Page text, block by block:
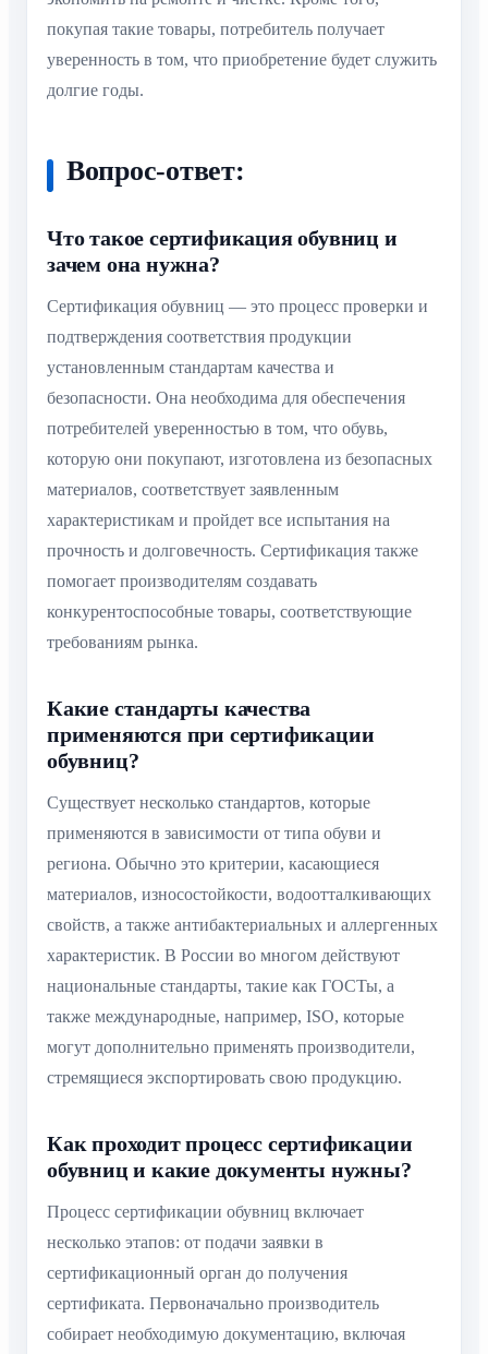
покупая такие товары, потребитель получает
уверенность в том, что приобретение будет служить
долгие годы.
Вопрос-ответ:
Что такое сертификация обувниц и
зачем она нужна?
Сертификация обувниц — это процесс проверки и
подтверждения соответствия продукции
установленным стандартам качества и
безопасности. Она необходима для обеспечения
потребителей уверенностью в том, что обувь,
которую они покупают, изготовлена из безопасных
материалов, соответствует заявленным
характеристикам и пройдет все испытания на
прочность и долговечность. Сертификация также
помогает производителям создавать
конкурентоспособные товары, соответствующие
требованиям рынка.
Какие стандарты качества
применяются при сертификации
обувниц?
Существует несколько стандартов, которые
применяются в зависимости от типа обуви и
региона. Обычно это критерии, касающиеся
материалов, износостойкости, водоотталкивающих
свойств, а также антибактериальных и аллергенных
характеристик. В России во многом действуют
национальные стандарты, такие как ГОСТы, а
также международные, например, ISO, которые
могут дополнительно применять производители,
стремящиеся экспортировать свою продукцию.
Как проходит процесс сертификации
обувниц и какие документы нужны?
Процесс сертификации обувниц включает
несколько этапов: от подачи заявки в
сертификационный орган до получения
сертификата. Первоначально производитель
собирает необходимую документацию, включая